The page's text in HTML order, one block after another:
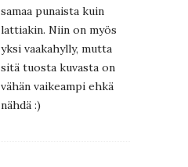
samaa punaista kuin
lattiakin. Niin on myös
yksi vaakahylly, mutta
sitä tuosta kuvasta on
vähän vaikeampi ehkä
nähdä :)